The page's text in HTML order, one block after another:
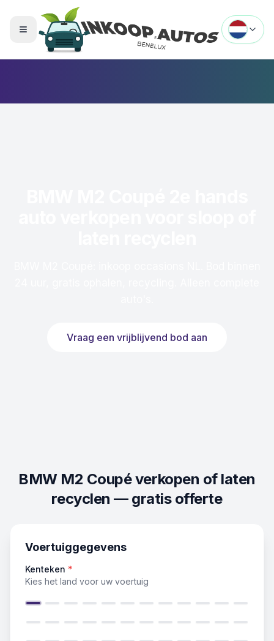
Menu openen
Vraag een vrijblijvend bod aan
BMW M2 Coupéverkopen of laten
recyclen — gratis offerte
Voertuiggegevens
Kenteken *
Kies het land voor uw voertuig